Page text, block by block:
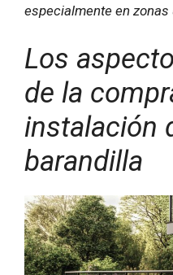
especialmente en
Los
de la
instalación
barandilla